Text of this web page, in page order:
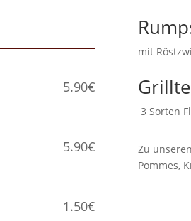
5.90€
5.90€
1.50€
mit
3 Sorten
Zu
Pommes,